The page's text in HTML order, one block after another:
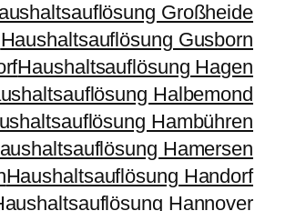
Großheide
Haushaltsauflösung Gusborn
Haushaltsauflösung Hagen
Halbemond
Hambühren
Hamersen
Haushaltsauflösung Handorf
Hannover